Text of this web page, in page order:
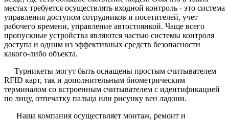
местах требуется осуществлять входной контроль - это система
управления доступом сотрудников и посетителей, учет
рабочего времени, управление автостоянкой. Чаще всего
пропускные устройства являются частью системы контроля
доступа и одним из эффективных средств безопасности
какого-либо объекта.
Турникеты могут быть оснащены простым считывателем
RFID карт, так и дополнительным биометрическим
терминалом со встроенным считывателем с идентификацией
по лицу, отпечатку пальца или рисунку вен ладони.
Наша компания осуществляет монтаж, ремонт и